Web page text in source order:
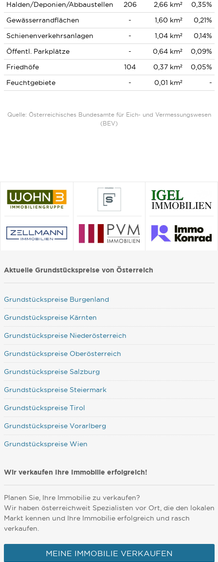
Halden/Deponien/Abbaustellen
206 2,66 km²
0,35%
Gewässerrandflächen
- 1,60 km²
0,21%
Schienenverkehrsanlagen
- 1,04 km²
0,14%
Öffentl. Parkplätze
- 0,64 km²
0,09%
Friedhöfe
104 0,37 km²
0,05%
Feuchtgebiete
- 0,01 km² -
Quelle: Österreichisches Bundesamte für Eich- und Vermessungswesen
(BEV)
Aktuelle Grundstückspreise von Österreich
Grundstückspreise Burgenland
Grundstückspreise Kärnten
Grundstückspreise Niederösterreich
Grundstückspreise Oberösterreich
Grundstückspreise Salzburg
Grundstückspreise Steiermark
Grundstückspreise Tirol
Grundstückspreise Vorarlberg
Grundstückspreise Wien
Wir verkaufen Ihre Immobilie erfolgreich!
Planen Sie, Ihre Immobilie zu verkaufen?
Wir haben österreichweit Spezialisten vor Ort, die den lokalen
Markt kennen und Ihre Immobilie erfolgreich und rasch
verkaufen.
MEINE IMMOBILIE VERKAUFEN